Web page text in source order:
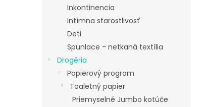
Inkontinencia
Intímna starostlivosť
Deti
Spunlace - netkaná textília
Drogéria
Papierový program
Toaletný papier
Priemyselné Jumbo kotúče